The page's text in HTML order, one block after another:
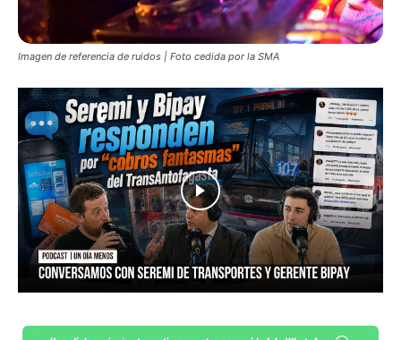
Imagen de referencia de ruidos | Foto cedida por la SMA